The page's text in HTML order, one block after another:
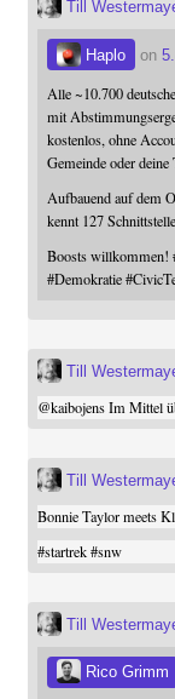
Till
Haplo on
Alle ~10.700
mit
kostenlos, ohne
Gemeinde oder deine
Aufbauend auf dem
kennt 127
Boosts willkommen!
#Demokratie #
Till
@kaibojensIm Mittel
Till
Bonnie Taylor meets
#startrek #snw
Till
Rico Grimm